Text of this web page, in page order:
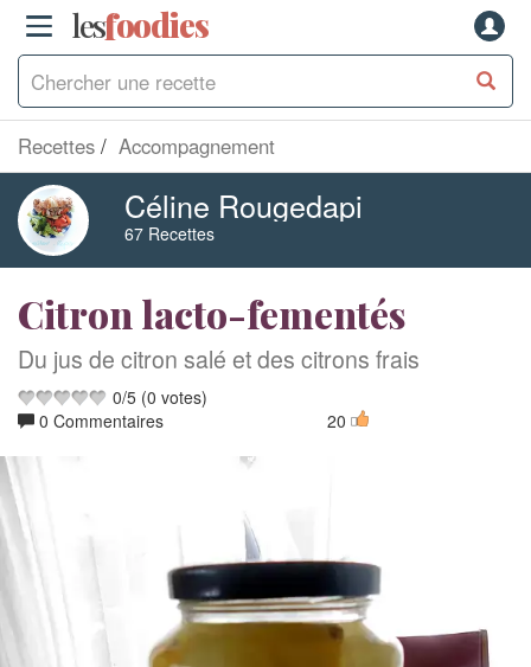
lesfoodies
Recettes Accompagnement
Céline Rougedapi
67 Recettes
Citron lacto-fementés
Du jus de citron salé et des citrons frais
0/5 (0 votes)
0 Commentaires
20